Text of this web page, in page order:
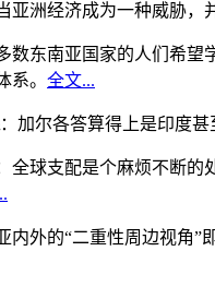
亚洲经济成为一种威胁，
数东南亚国家的人们希
系。 全文...
：加尔各答算得上是印度
全球支配是个麻烦不断的
内外的“二重性周边视角